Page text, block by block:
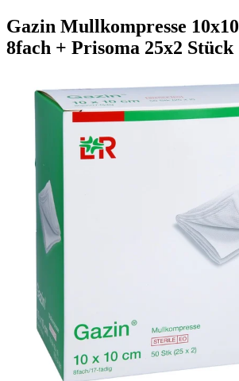
Gazin Mullkompresse
8fach + Prisoma 25x2 Stück